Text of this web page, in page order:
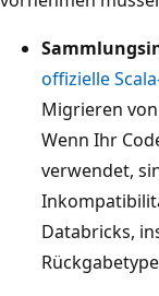
offizielle
Migrieren
Wenn Ihr
verwendet,
Databricks,